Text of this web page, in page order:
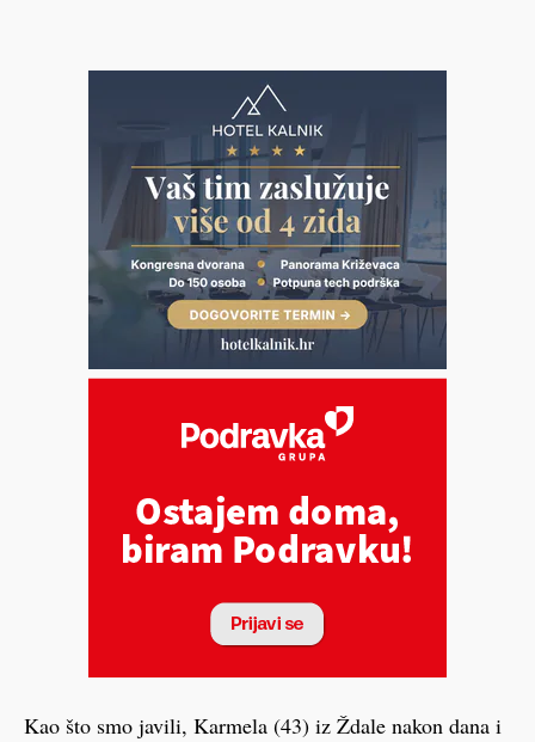
Kao što smo javili, Karmela (43) iz Ždale nakon dana i